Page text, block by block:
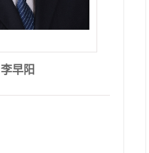
李早阳